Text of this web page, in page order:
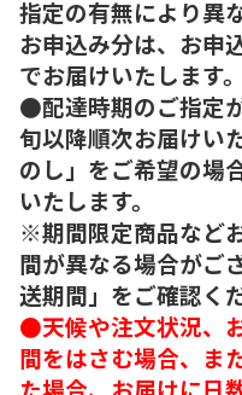
指定の有無により異
お申込み分は、お申
でお届けいたします。
●配達時期のご指定
旬以降順次お届けい
のし」をご希望の場
いたします。
※期間限定商品など
間が異なる場合がご
送期間」をご確認く
●天候や注文状況、
間をはさむ場合、ま
た場合、お届けに日